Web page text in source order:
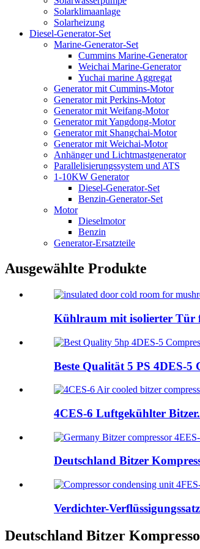
Solarklimaanlage
Solarheizung
Diesel-Generator-Set
Marine-Generator-Set
Cummins Marine-Generator
Weichai Marine-Generator
Yuchai marine Aggregat
Generator mit Cummins-Motor
Generator mit Perkins-Motor
Generator mit Weifang-Motor
Generator mit Yangdong-Motor
Generator mit Shangchai-Motor
Generator mit Weichai-Motor
Anhänger und Lichtmastgenerator
Parallelisierungssystem und ATS
1-10KW Generator
Diesel-Generator-Set
Benzin-Generator-Set
Motor
Dieselmotor
Benzin
Generator-Ersatzteile
Ausgewählte Produkte
Kühlraum mit isolierter Tür
Beste Qualität 5 PS 4DES-5
4CES-6 Luftgekühlter
Deutschland Bitzer
Verdichter-
Deutschland Bitzer